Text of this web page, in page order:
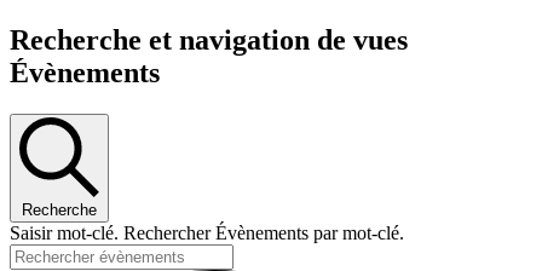
Recherche et navigation de vues
Évènements
Recherche
Saisir mot-clé. Rechercher Évènements par mot-clé.